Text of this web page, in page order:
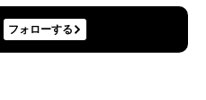
フォローする